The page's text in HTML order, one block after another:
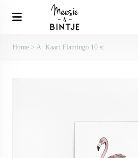
Home > A. Kaart Flamingo 10 st.